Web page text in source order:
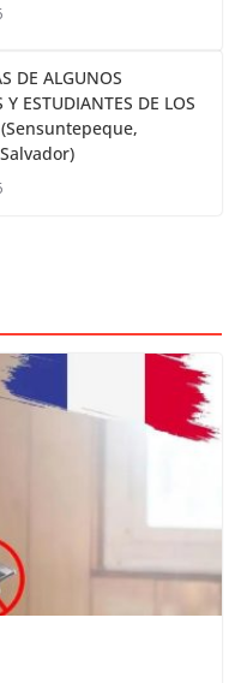
DE ALGUNOS
Y ESTUDIANTES DE LOS
(Sensuntepeque,